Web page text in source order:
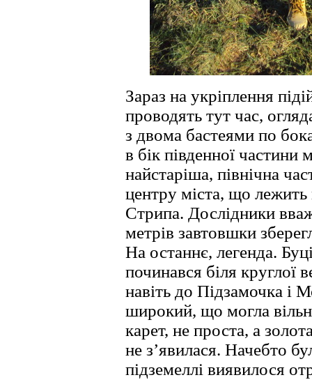
Зараз на укріплення
проводять тут час,
з двома бастеями по
в бік південної
найстаріша, північна
центру міста, що
Стрипа. Дослідники
метрів завтовшки
На останнє, легенда.
починався біля круглої
навіть до Підзамочка і
широкий, що могла
карет, не проста, а
не з’явилася. Начебто
підземеллі виявилося